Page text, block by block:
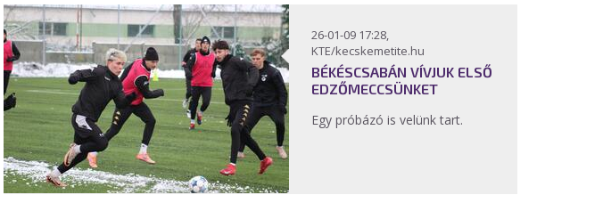
26-01-09 17:28,
KTE/kecskemetite.hu
BÉKÉSCSABÁN VÍVJUK ELSŐ
EDZŐMECCSÜNKET
Egy próbázó is velünk tart.